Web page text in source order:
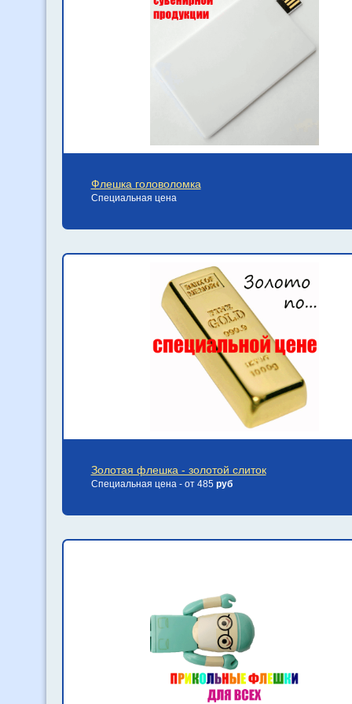
Флешка головоломка
Специальная цена
Золотая флешка - золотой слиток
Специальная цена - от 485 руб